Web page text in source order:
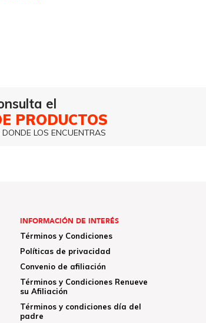
el
PRODUCTOS
LOS ENCUENTRAS
INFORMACIÓN DE INTERÉS
Términos y Condiciones
Políticas de privacidad
Convenio de afiliación
Términos y Condiciones Renueve
su Afiliación
Términos y condiciones día del
padre